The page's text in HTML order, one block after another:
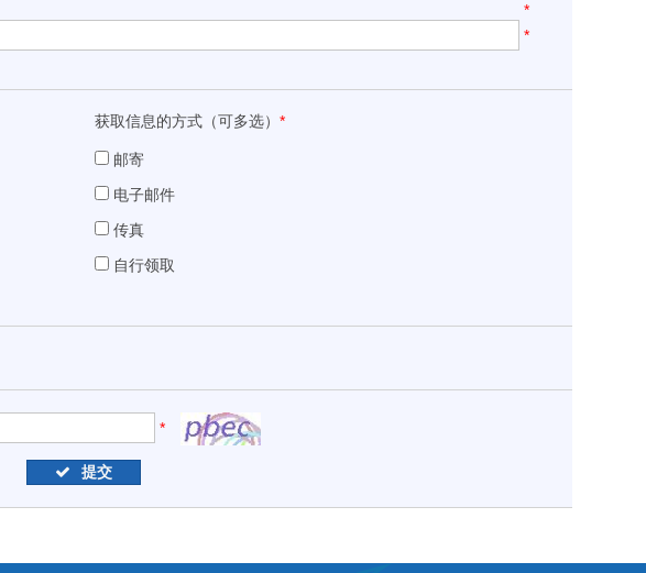
*
*
获取信息的方式（可多选）*
邮寄
电子邮件
传真
自行领取
*
提交